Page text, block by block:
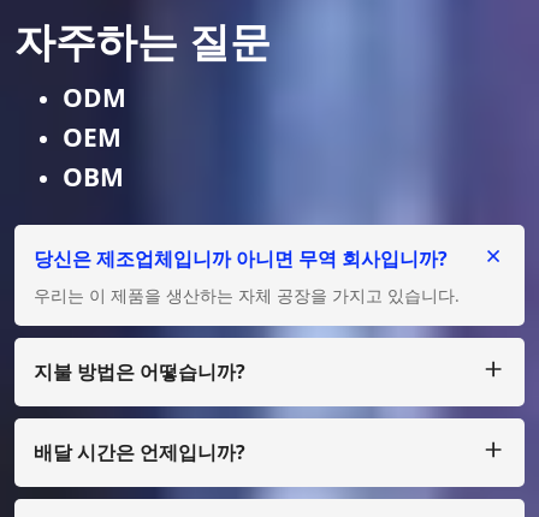
자주하는 질문
ODM
OEM
OBM
당신은 제조업체입니까 아니면 무역 회사입니까?
우리는 이 제품을 생산하는 자체 공장을 가지고 있습니다.
지불 방법은 어떻습니까?
Paypal, Western Union, Moneygram, Escrow 등을 통해 지불
할 수 있습니다.
배달 시간은 언제입니까?